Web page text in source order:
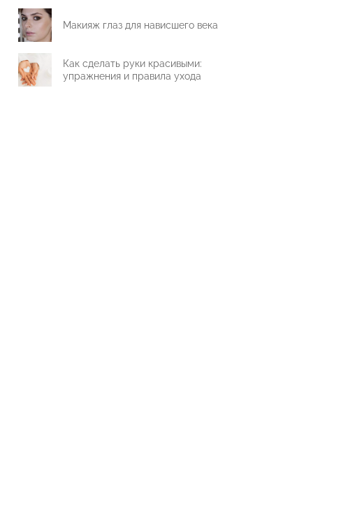
Макияж глаз для нависшего века
Как сделать руки красивыми:
упражнения и правила ухода